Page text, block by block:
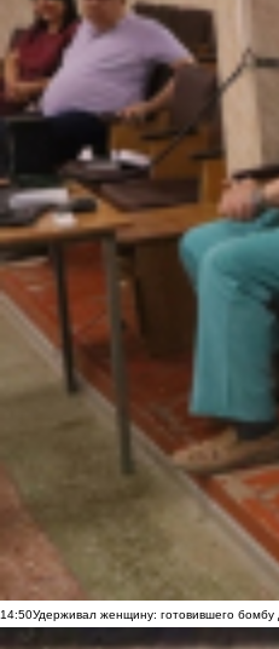
14:50Удерживал женщину: готовившего